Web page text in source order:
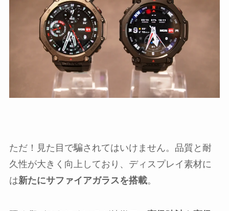
ただ！見た目で騙されてはいけません。品質と耐
久性が大きく向上しており、ディスプレイ素材に
は新たにサファイアガラスを搭載。